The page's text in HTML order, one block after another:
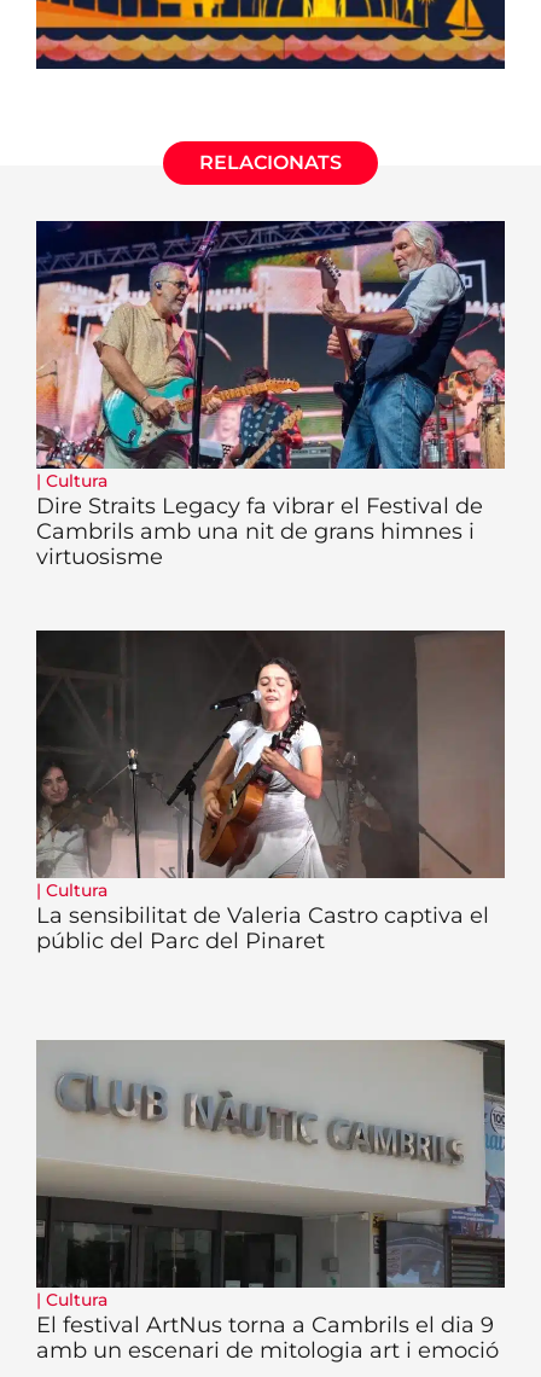
RELACIONATS
| Cultura
Dire Straits Legacy fa vibrar el Festival de
Cambrils amb una nit de grans himnes i
virtuosisme
| Cultura
La sensibilitat de Valeria Castro captiva el
públic del Parc del Pinaret
| Cultura
El festival ArtNus torna a Cambrils el dia 9
amb un escenari de mitologia art i emoció